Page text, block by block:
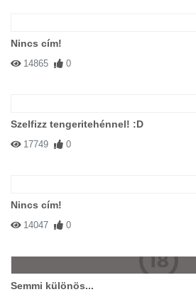
Nincs cím!
14865 0
Szelfizz tengeritehénnel! :D
17749 0
Nincs cím!
14047 0
Semmi különös...